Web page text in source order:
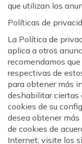
que utilizan los
Políticas de
La Política de
aplica a otros
recomendamos
respectivas de
para obtener más
deshabilitar ciertas
cookies de su
desea obtener
de cookies de
Internet, visite los